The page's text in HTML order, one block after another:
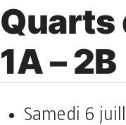
Quarts
1A – 2B
Samedi 6